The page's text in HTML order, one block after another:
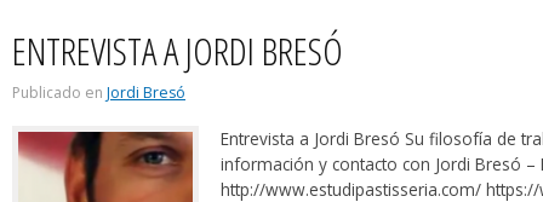
ENTREVISTA A JORDI BRESÓ
Publicado en Jordi Bresó
Entrevista a Jordi Bresó Su filosofía de
información y contacto con Jordi Bresó –
http://www.estudipastisseria.com/